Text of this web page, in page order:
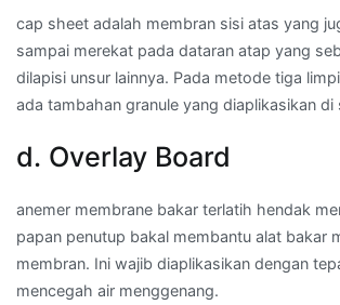
cap sheet adalah membran sisi atas yang
sampai merekat pada dataran atap yang
dilapisi unsur lainnya. Pada metode tiga
ada tambahan granule yang diaplikasikan di
d. Overlay Board
anemer membrane bakar terlatih hendak
papan penutup bakal membantu alat bakar
membran. Ini wajib diaplikasikan dengan
mencegah air menggenang.